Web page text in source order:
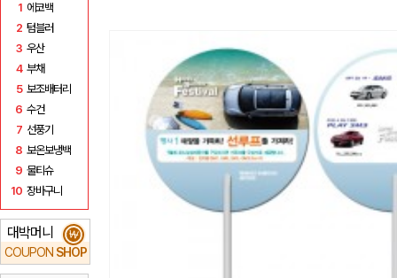
1 에코백
2 텀블러
3 우산
4 부채
5 보조배터리
6 수건
7 선풍기
8 보온보냉백
9 물티슈
10 장바구니
대박머니
COUPON SHOP
₩